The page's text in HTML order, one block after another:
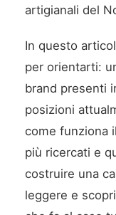
artigianali del
In questo
per orientarti:
brand presenti
posizioni
come funziona
più ricercati e
costruire una
leggere e